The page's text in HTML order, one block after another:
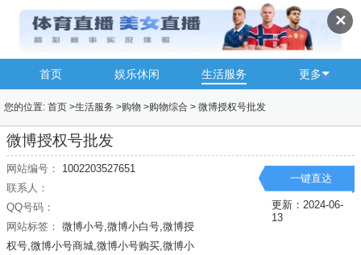
✕
首页 娱乐休闲 生活服务 更多
您的位置: 首页 >生活服务 >购物 >购物综合 > 微博授权号批发
微博授权号批发
网站编号：
1002203527651
联系人：
QQ号码：
网站标签： 微博小号,微博小白号,微博授
权号,微博小号商城,微博小号购买,微博小
一键直达
更新：2024-06-
13